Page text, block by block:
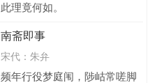
此理竟何如。
南斋即事
宋代： 朱弁
频年行役梦庭闱，陟岵常嗟脚